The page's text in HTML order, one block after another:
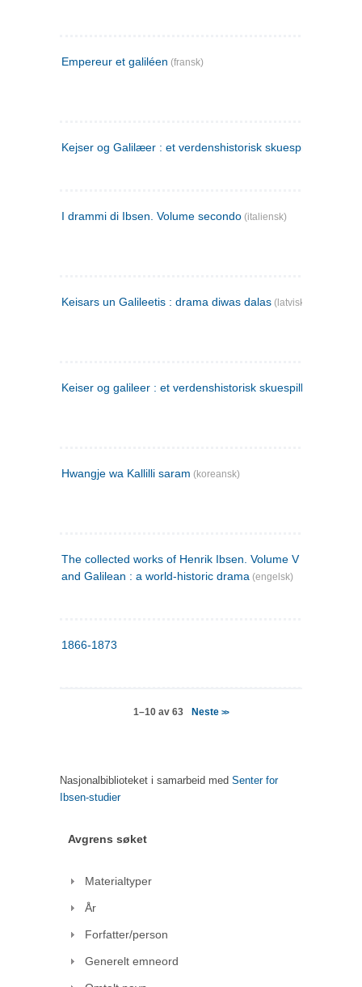
Empereur et galiléen (fransk)
Kejser og Galilæer : et verdenshistorisk skuespil
I drammi di Ibsen. Volume secondo (italiensk)
Keisars un Galileetis : drama diwas dalas (latvisk)
Keiser og galileer : et verdenshistorisk skuespill (1873)
Hwangje wa Kallilli saram (koreansk)
The collected works of Henrik Ibsen. Volume V : Emperor
and Galilean : a world-historic drama (engelsk)
1866-1873
1–10 av 63 Neste>>
Nasjonalbiblioteket i samarbeid med Senter for
Ibsen-studier
Avgrens søket
Materialtyper
År
Forfatter/person
Generelt emneord